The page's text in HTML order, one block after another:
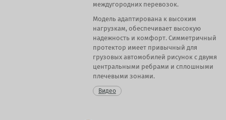
междугородних перевозок.
Модель адаптирована к высоким
нагрузкам, обеспечивает высокую
надежность и комфорт. Симметричный
протектор имеет привычный для
грузовых автомобилей рисунок с двумя
центральными ребрами и сплошными
плечевыми зонами.
Видео